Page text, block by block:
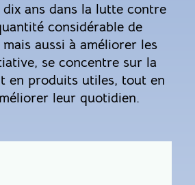
dix ans dans la lutte contre
considérable de
aussi à améliorer les
se concentre sur la
en produits utiles, tout en
leur quotidien.